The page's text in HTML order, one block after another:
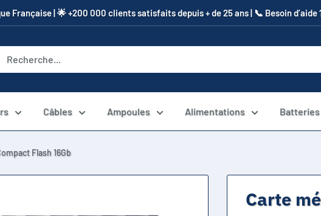
Française | 🌟 +200 000 clients satisfaits depuis + de 25 ans | 📞​ Besoin d’aide
Câbles Ampoules Alimentations
Flash 16Gb
Carte